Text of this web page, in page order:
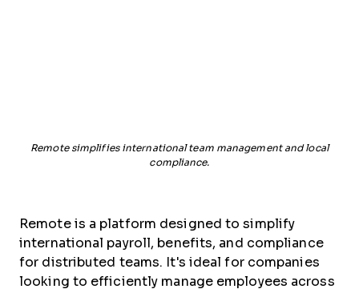
Remote simplifies international team management and local
compliance.
Remote is a platform designed to simplify
international payroll, benefits, and compliance
for distributed teams. It's ideal for companies
looking to efficiently manage employees across